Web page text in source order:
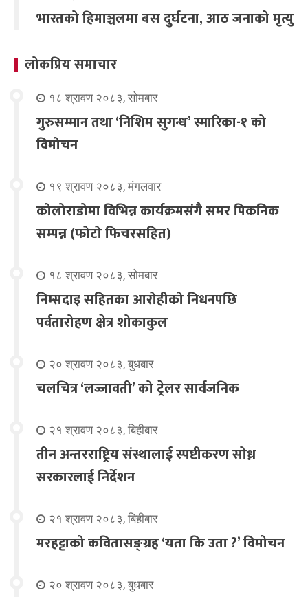
भारतको हिमाञ्चलमा बस दुर्घटना, आठ जनाको मृत्यु
लोकप्रिय समाचार
१८ श्रावण २०८३, सोमबार
गुरुसम्मान तथा ‘निशिम सुगन्ध’ स्मारिका-१ को
विमोचन
१९ श्रावण २०८३, मंगलवार
कोलोराडोमा विभिन्न कार्यक्रमसंगै समर पिकनिक
सम्पन्न (फोटो फिचरसहित)
१८ श्रावण २०८३, सोमबार
निम्सदाइ सहितका आरोहीको निधनपछि
पर्वतारोहण क्षेत्र शोकाकुल
२० श्रावण २०८३, बुधबार
चलचित्र ‘लज्जावती’ को ट्रेलर सार्वजनिक
२१ श्रावण २०८३, बिहीबार
तीन अन्तरराष्ट्रिय संस्थालाई स्पष्टीकरण सोध्न
सरकारलाई निर्देशन
२१ श्रावण २०८३, बिहीबार
मरहट्टाको कवितासङ्ग्रह ‘यता कि उता ?’ विमोचन
२० श्रावण २०८३, बुधबार